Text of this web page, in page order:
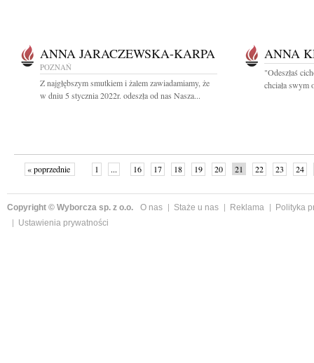
ANNA JARACZEWSKA-KARPA
POZNAŃ
Z najgłębszym smutkiem i żalem zawiadamiamy, że
w dniu 5 stycznia 2022r. odeszła od nas Nasza...
ANNA
"Odeszłaś
chciała swym
« poprzednie 1 ... 16 17 18 19 20 21 22 23
24
Copyright © Wyborcza sp. z o.o. O nas Staże u nas Reklama
Polityka
Ustawienia prywatności